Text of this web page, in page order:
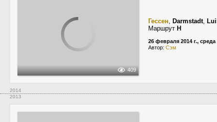
409
Гессен, Darmstadt,
Маршрут H
26 февраля 2014 г., среда
Автор: Сэм
2014
2013